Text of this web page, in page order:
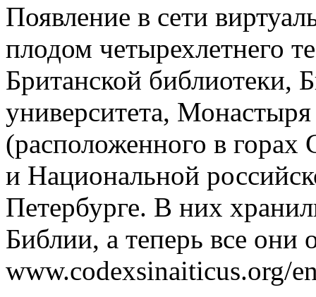
Появление в сети
плодом четырехлетнего
Британской библиотеки,
университета,
(расположенного в горах
и Национальной
Петербурге. В них
Библии, а теперь все они
www.codexsinaiticus.org/